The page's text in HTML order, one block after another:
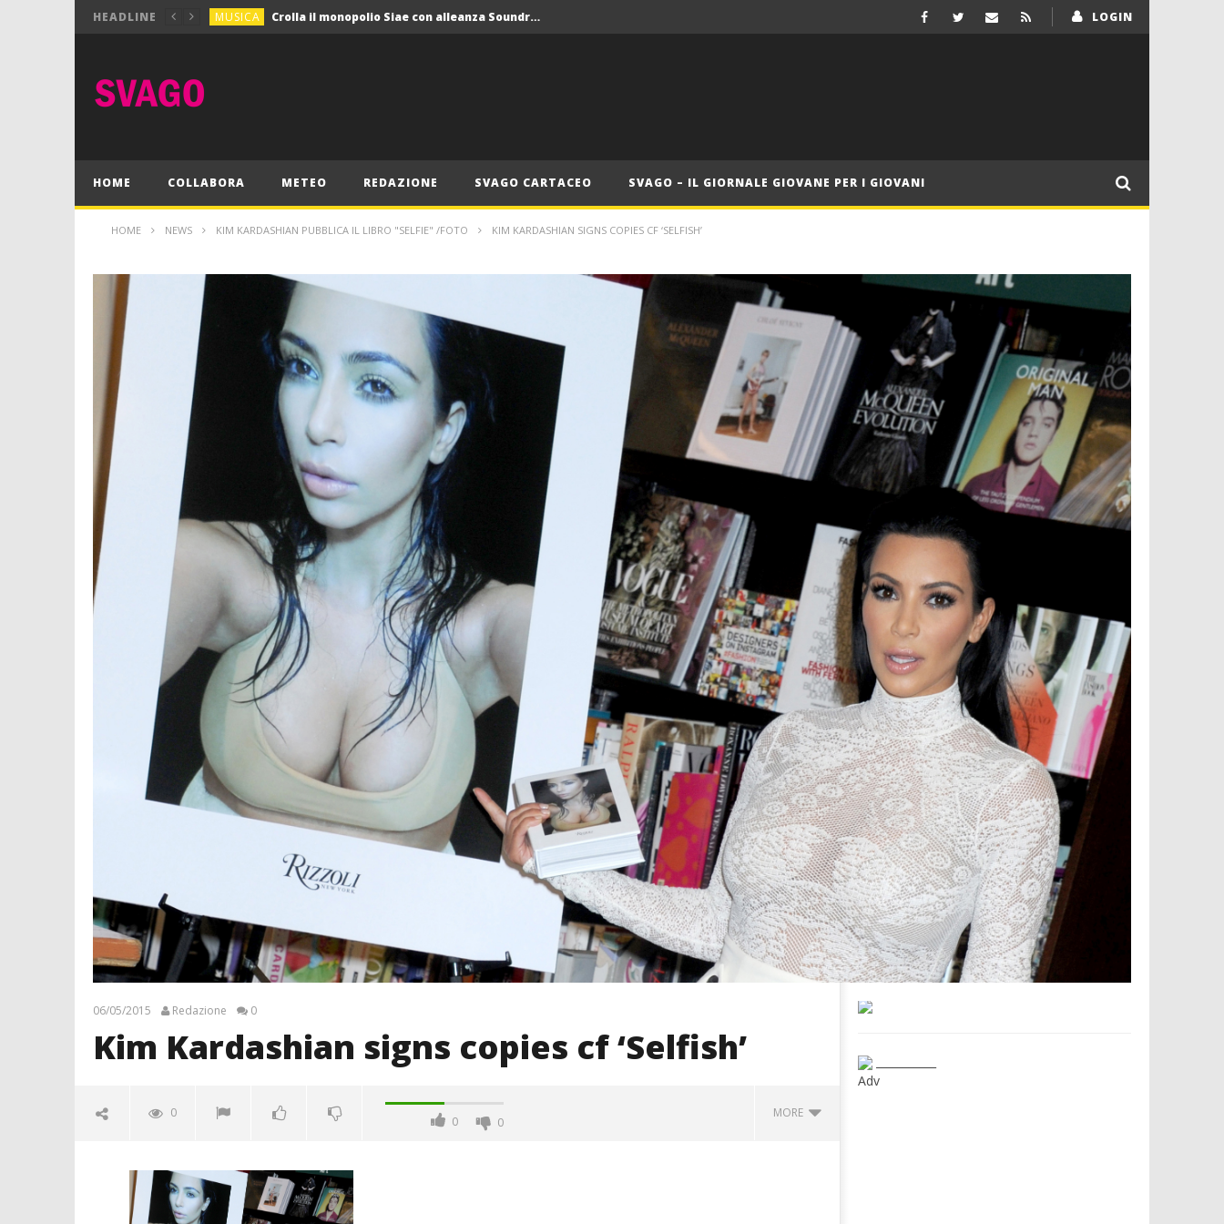
HEADLINE MUSICA Crolla il monopolio Siae con alleanza Soundreef – LEA
MUSICA Crolla il monopolio Siae con alleanza Soundreef – LEA
LOGIN
HOME COLLABORA METEO REDAZIONE SVAGO CARTACEO SVAGO – IL GIORNALE GIOVANE PER I GIOVANI
HOME NEWS KIM KARDASHIAN PUBBLICA IL LIBRO "SELFIE" /FOTO KIM KARDASHIAN SIGNS COPIES CF ‘SELFISH’
06/05/2015 Redazione 0
Kim Kardashian signs copies cf ‘Selfish’
0
0 0
MORE
‘Selfish’
06/05/2015
Redazione
___________
Adv